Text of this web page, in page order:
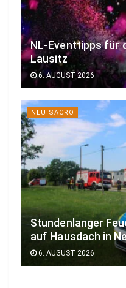
NL-Eventtipps für
Lausitz
6. AUGUST 2026
NEU SACRO
Stundenlanger
auf Hausdach in
6. AUGUST 2026